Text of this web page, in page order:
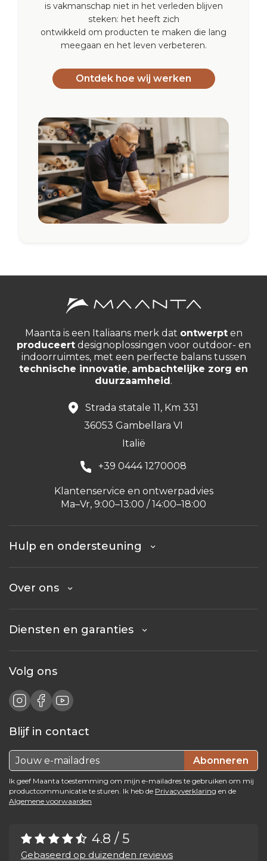
is vakmanschap niet in het verleden blijven
steken: het heeft zich
ontwikkeld om producten te maken die lang
meegaan en het leven verbeteren.
Ontdek hoe wij werken
Maanta is een Italiaans merk dat ontwerpten
produceertdesignoplossingen voor outdoor- en
indoorruimtes, met een perfecte balans tussen
technische innovatie, ambachtelijke zorg en
duurzaamheid.
Strada statale 11, Km 331
36053 Gambellara VI
Italië
+39 0444 1270008
Klantenservice en ontwerpadvies
Ma–Vr, 9:00–13:00 / 14:00–18:00
Hulp en ondersteuning
Over ons
Diensten en garanties
Volg ons
Blijf in contact
Abonneren
Ik geef Maanta toestemming om mijn e-mailadres te gebruiken om mij
productcommunicatie te sturen. Ik heb de Privacyverklaring en de
Algemene voorwaarden
4.8 / 5
Gebaseerd op duizenden reviews